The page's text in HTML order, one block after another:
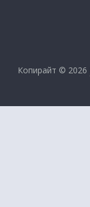
Копирайт © 2026